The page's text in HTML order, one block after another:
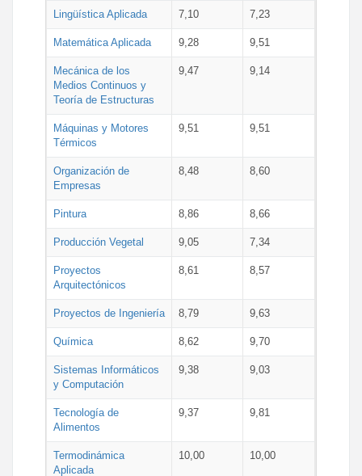
Lingüística Aplicada 7,10 7,23
Matemática Aplicada 9,28 9,51
Mecánica de los
Medios Continuos y
Teoría de Estructuras
9,47 9,14
Máquinas y Motores
Térmicos
9,51 9,51
Organización de
Empresas
8,48 8,60
Pintura 8,86 8,66
Producción Vegetal 9,05 7,34
Proyectos
Arquitectónicos
8,61 8,57
Proyectos de Ingeniería 8,79 9,63
Química 8,62 9,70
Sistemas Informáticos
y Computación
9,38 9,03
Tecnología de
Alimentos
9,37 9,81
Termodinámica
Aplicada
10,00 10,00